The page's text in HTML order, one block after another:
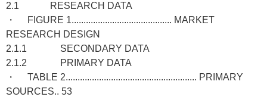
2.1 RESEARCH DATA
・ FIGURE 1.......................................... MARKET
RESEARCH DESIGN
2.1.1 SECONDARY DATA
2.1.2 PRIMARY DATA
・ TABLE 2....................................................... PRIMARY
SOURCES.. 53